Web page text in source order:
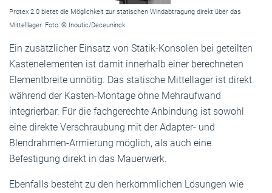
Protex 2.0 bietet die Möglichkeit zur statischen Windabtragung direkt über das
Mittelllager. Foto: © Inoutic/Deceuninck
Ein zusätzlicher Einsatz von Statik-Konsolen bei geteilten
Kastenelementen ist damit innerhalb einer berechneten
Elementbreite unnötig. Das statische Mittellager ist direkt
während der Kasten-Montage ohne Mehraufwand
integrierbar. Für die fachgerechte Anbindung ist sowohl
eine direkte Verschraubung mit der Adapter- und
Blendrahmen-Armierung möglich, als auch eine
Befestigung direkt in das Mauerwerk.
Ebenfalls besteht zu den herkömmlichen Lösungen wie